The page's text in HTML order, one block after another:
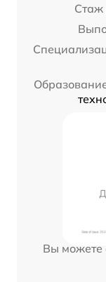
Стаж
Вы можете